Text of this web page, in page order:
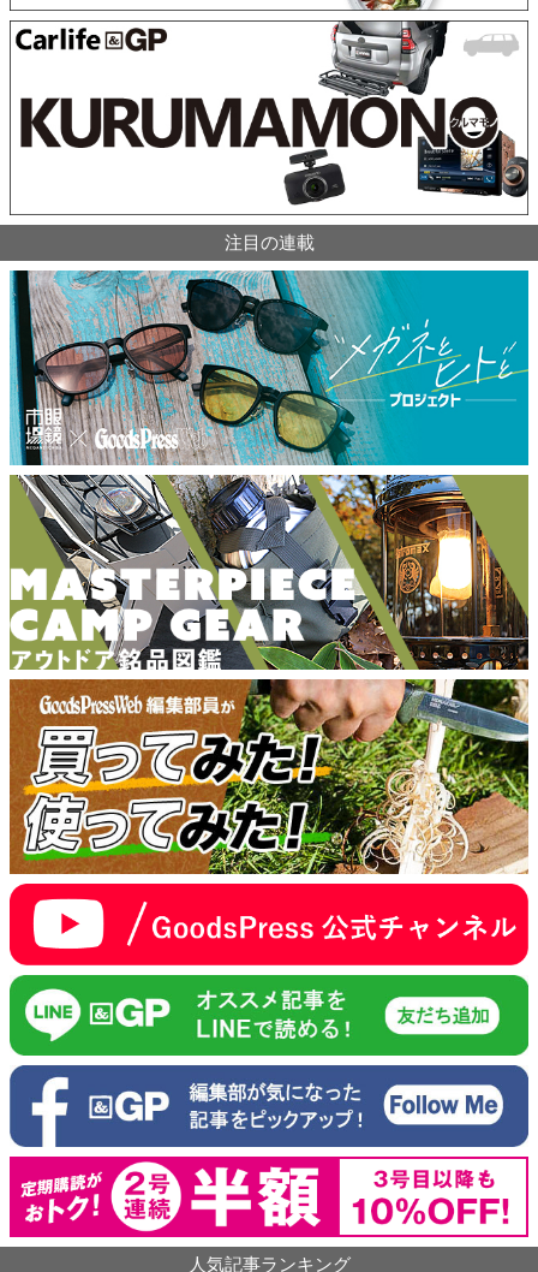
注目の連載
人気記事ランキング